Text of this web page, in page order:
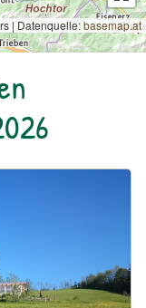
| Datenquelle:basemap.at
Kurzeck